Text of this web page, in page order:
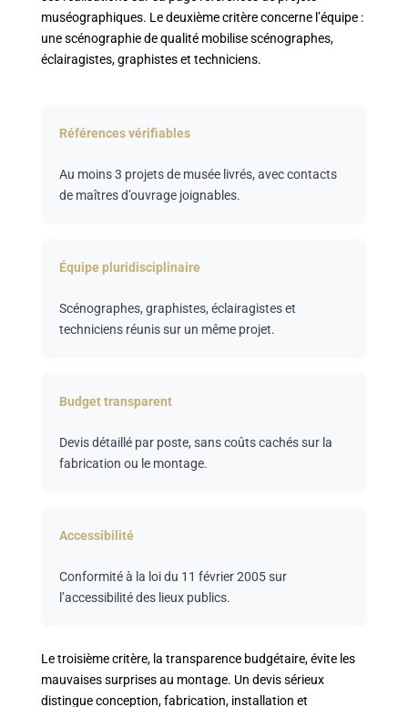
muséographiques. Le deuxième critère concerne l’équipe :
une scénographie de qualité mobilise scénographes,
éclairagistes, graphistes et techniciens.
Références vérifiables
Au moins 3 projets de musée livrés, avec contacts
de maîtres d’ouvrage joignables.
Équipe pluridisciplinaire
Scénographes, graphistes, éclairagistes et
techniciens réunis sur un même projet.
Budget transparent
Devis détaillé par poste, sans coûts cachés sur la
fabrication ou le montage.
Accessibilité
Conformité à la loi du 11 février 2005 sur
l’accessibilité des lieux publics.
Le troisième critère, la transparence budgétaire, évite les
mauvaises surprises au montage. Un devis sérieux
distingue conception, fabrication, installation et